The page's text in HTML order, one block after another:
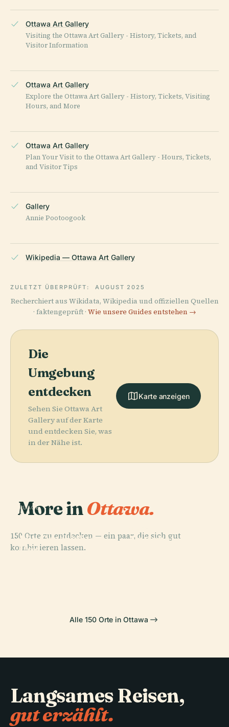
Ottawa Art Gallery
Visiting the Ottawa Art Gallery - History, Tickets, and
Visitor Information
Ottawa Art Gallery
Explore the Ottawa Art Gallery - History, Tickets, Visiting
Hours, and More
Ottawa Art Gallery
Plan Your Visit to the Ottawa Art Gallery - Hours, Tickets,
and Visitor Tips
Gallery
Annie Pootoogook
Wikipedia — Ottawa Art Gallery
ZULETZT ÜBERPRÜFT: AUGUST 2025
Recherchiert aus Wikidata, Wikipedia und offiziellen Quellen
· faktengeprüft · Wie unsere Guides entstehen →
Die
Umgebung
entdecken
Sehen Sie Ottawa Art
Gallery auf der Karte
und entdecken Sie, was
in der Nähe ist.
Karte anzeigen
More inOttawa.
150 Orte zu entdecken — ein paar, die sich gut
kombinieren lassen.
PLACE
Kanadas
Für Geschichte
Und
National
PLACE
Alle 150 Orte in Ottawa
Langsames Reisen,
gut erzählt.